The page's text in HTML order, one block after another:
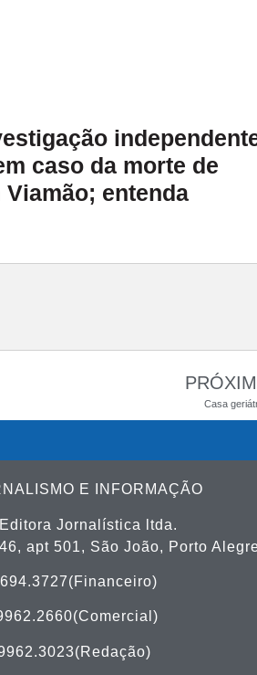
caso da morte de
entenda
Casa
E INFORMAÇÃO
Jornalística ltda.
apt 501, São João, Porto